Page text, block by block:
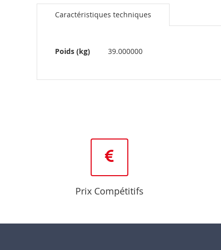
to
images
Caractéristiques techniques
Plus
d’information
Poids (kg) 39.000000
Prix Compétitifs